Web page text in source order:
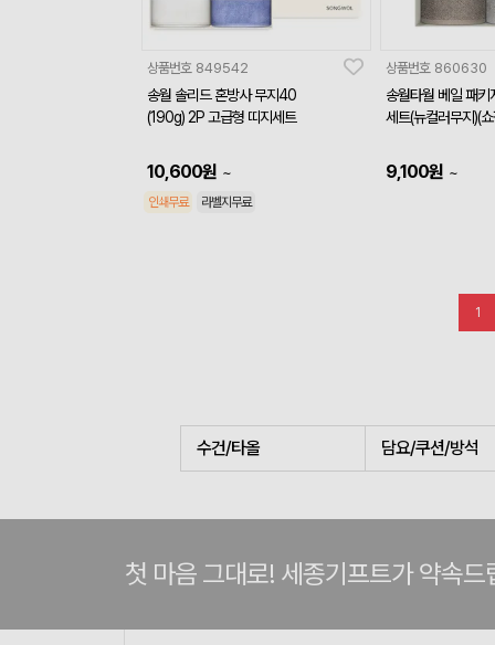
상품번호 849542
송월 솔리드 혼방사 무지40
(190g) 2P 고급형 띠지세트
10,600원 ~
인쇄무료 라벨지무료
상품번호 860630
송월타월 베일 패
세트(뉴컬러무지)(
9,100원 ~
1
수건/타올 담요/쿠션/방석
첫 마음 그대로! 세종기프트가 약속드